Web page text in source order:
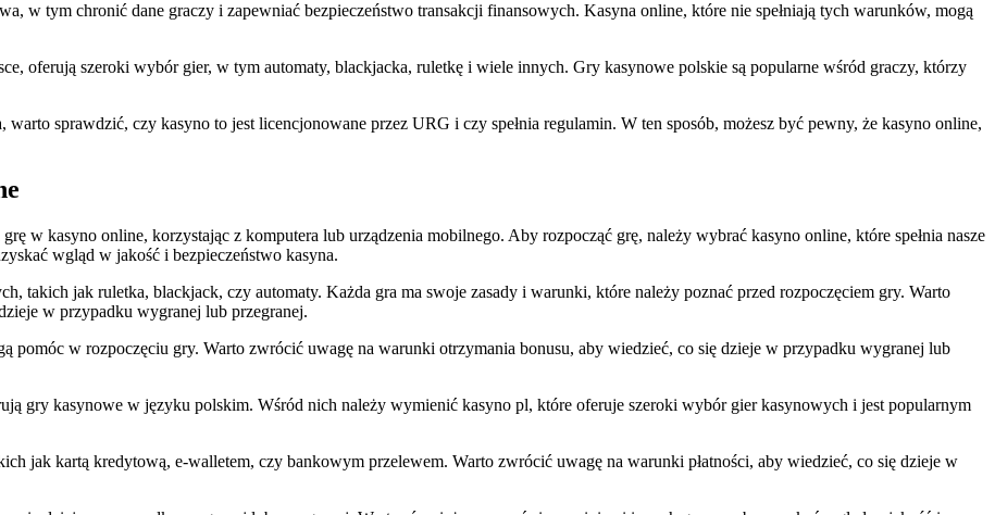
w tym chronić dane graczy i zapewniać bezpieczeństwo transakcji finansowych. Kasyna online, które nie spełniają tych warunków, mogą
oferują szeroki wybór gier, w tym automaty, blackjacka, ruletkę i wiele innych. Gry kasynowe polskie są popularne wśród graczy, którzy
warto sprawdzić, czy kasyno to jest licencjonowane przez URG i czy spełnia regulamin. W ten sposób, możesz być pewny, że kasyno online,
w kasyno online, korzystając z komputera lub urządzenia mobilnego. Aby rozpocząć grę, należy wybrać kasyno online, które spełnia nasze
wgląd w jakość i bezpieczeństwo kasyna.
takich jak ruletka, blackjack, czy automaty. Każda gra ma swoje zasady i warunki, które należy poznać przed rozpoczęciem gry. Warto
w przypadku wygranej lub przegranej.
pomóc w rozpoczęciu gry. Warto zwrócić uwagę na warunki otrzymania bonusu, aby wiedzieć, co się dzieje w przypadku wygranej lub
gry kasynowe w języku polskim. Wśród nich należy wymienić kasyno pl, które oferuje szeroki wybór gier kasynowych i jest popularnym
jak kartą kredytową, e-walletem, czy bankowym przelewem. Warto zwrócić uwagę na warunki płatności, aby wiedzieć, co się dzieje w